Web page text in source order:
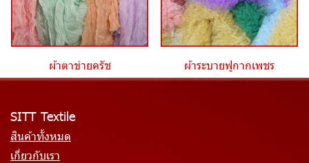
ผ้าตาข่ายครัช ผ้าระบายฟูกากเพชร
SITT Textile
สินค้าทั้งหมด
เกี่ยวกับเรา